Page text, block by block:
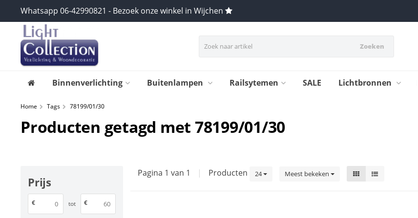
Whatsapp 06-42990821 - Bezoek onze winkel in Wijchen
Zoeken
Binnenverlichting Buitenlampen Railsytemen SALE Lichtbronnen
Home Tags 78199/01/30
Producten getagd met 78199/01/30
Prijs
€ tot €
Pagina 1 van 1 | Producten 24 Meest bekeken